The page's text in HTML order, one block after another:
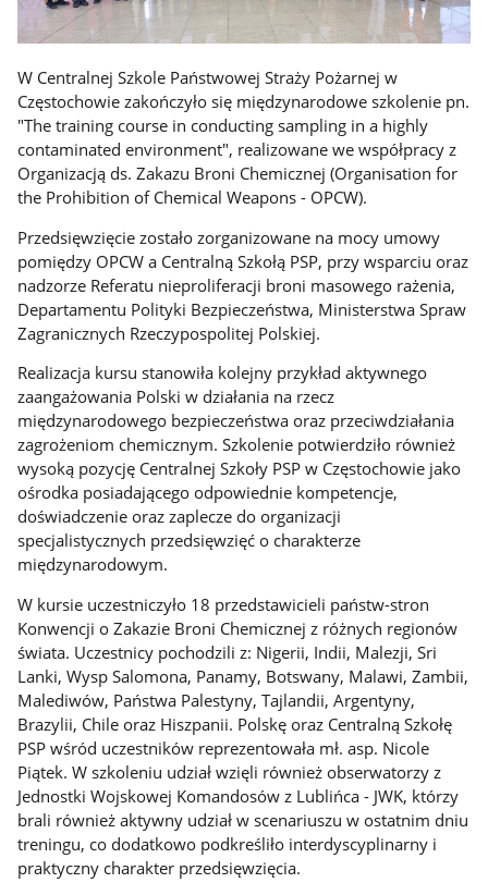
W Centralnej Szkole Państwowej Straży Pożarnej w
Częstochowie zakończyło się międzynarodowe szkolenie pn.
"The training course in conducting sampling in a highly
contaminated environment", realizowane we współpracy z
Organizacją ds. Zakazu Broni Chemicznej (Organisation for
the Prohibition of Chemical Weapons - OPCW).
Przedsięwzięcie zostało zorganizowane na mocy umowy
pomiędzy OPCW a Centralną Szkołą PSP, przy wsparciu oraz
nadzorze Referatu nieproliferacji broni masowego rażenia,
Departamentu Polityki Bezpieczeństwa, Ministerstwa Spraw
Zagranicznych Rzeczypospolitej Polskiej.
Realizacja kursu stanowiła kolejny przykład aktywnego
zaangażowania Polski w działania na rzecz
międzynarodowego bezpieczeństwa oraz przeciwdziałania
zagrożeniom chemicznym. Szkolenie potwierdziło również
wysoką pozycję Centralnej Szkoły PSP w Częstochowie jako
ośrodka posiadającego odpowiednie kompetencje,
doświadczenie oraz zaplecze do organizacji
specjalistycznych przedsięwzięć o charakterze
międzynarodowym.
W kursie uczestniczyło 18 przedstawicieli państw-stron
Konwencji o Zakazie Broni Chemicznej z różnych regionów
świata. Uczestnicy pochodzili z: Nigerii, Indii, Malezji, Sri
Lanki, Wysp Salomona, Panamy, Botswany, Malawi, Zambii,
Malediwów, Państwa Palestyny, Tajlandii, Argentyny,
Brazylii, Chile oraz Hiszpanii. Polskę oraz Centralną Szkołę
PSP wśród uczestników reprezentowała mł. asp. Nicole
Piątek. W szkoleniu udział wzięli również obserwatorzy z
Jednostki Wojskowej Komandosów z Lublińca - JWK, którzy
brali również aktywny udział w scenariuszu w ostatnim dniu
treningu, co dodatkowo podkreśliło interdyscyplinarny i
praktyczny charakter przedsięwzięcia.